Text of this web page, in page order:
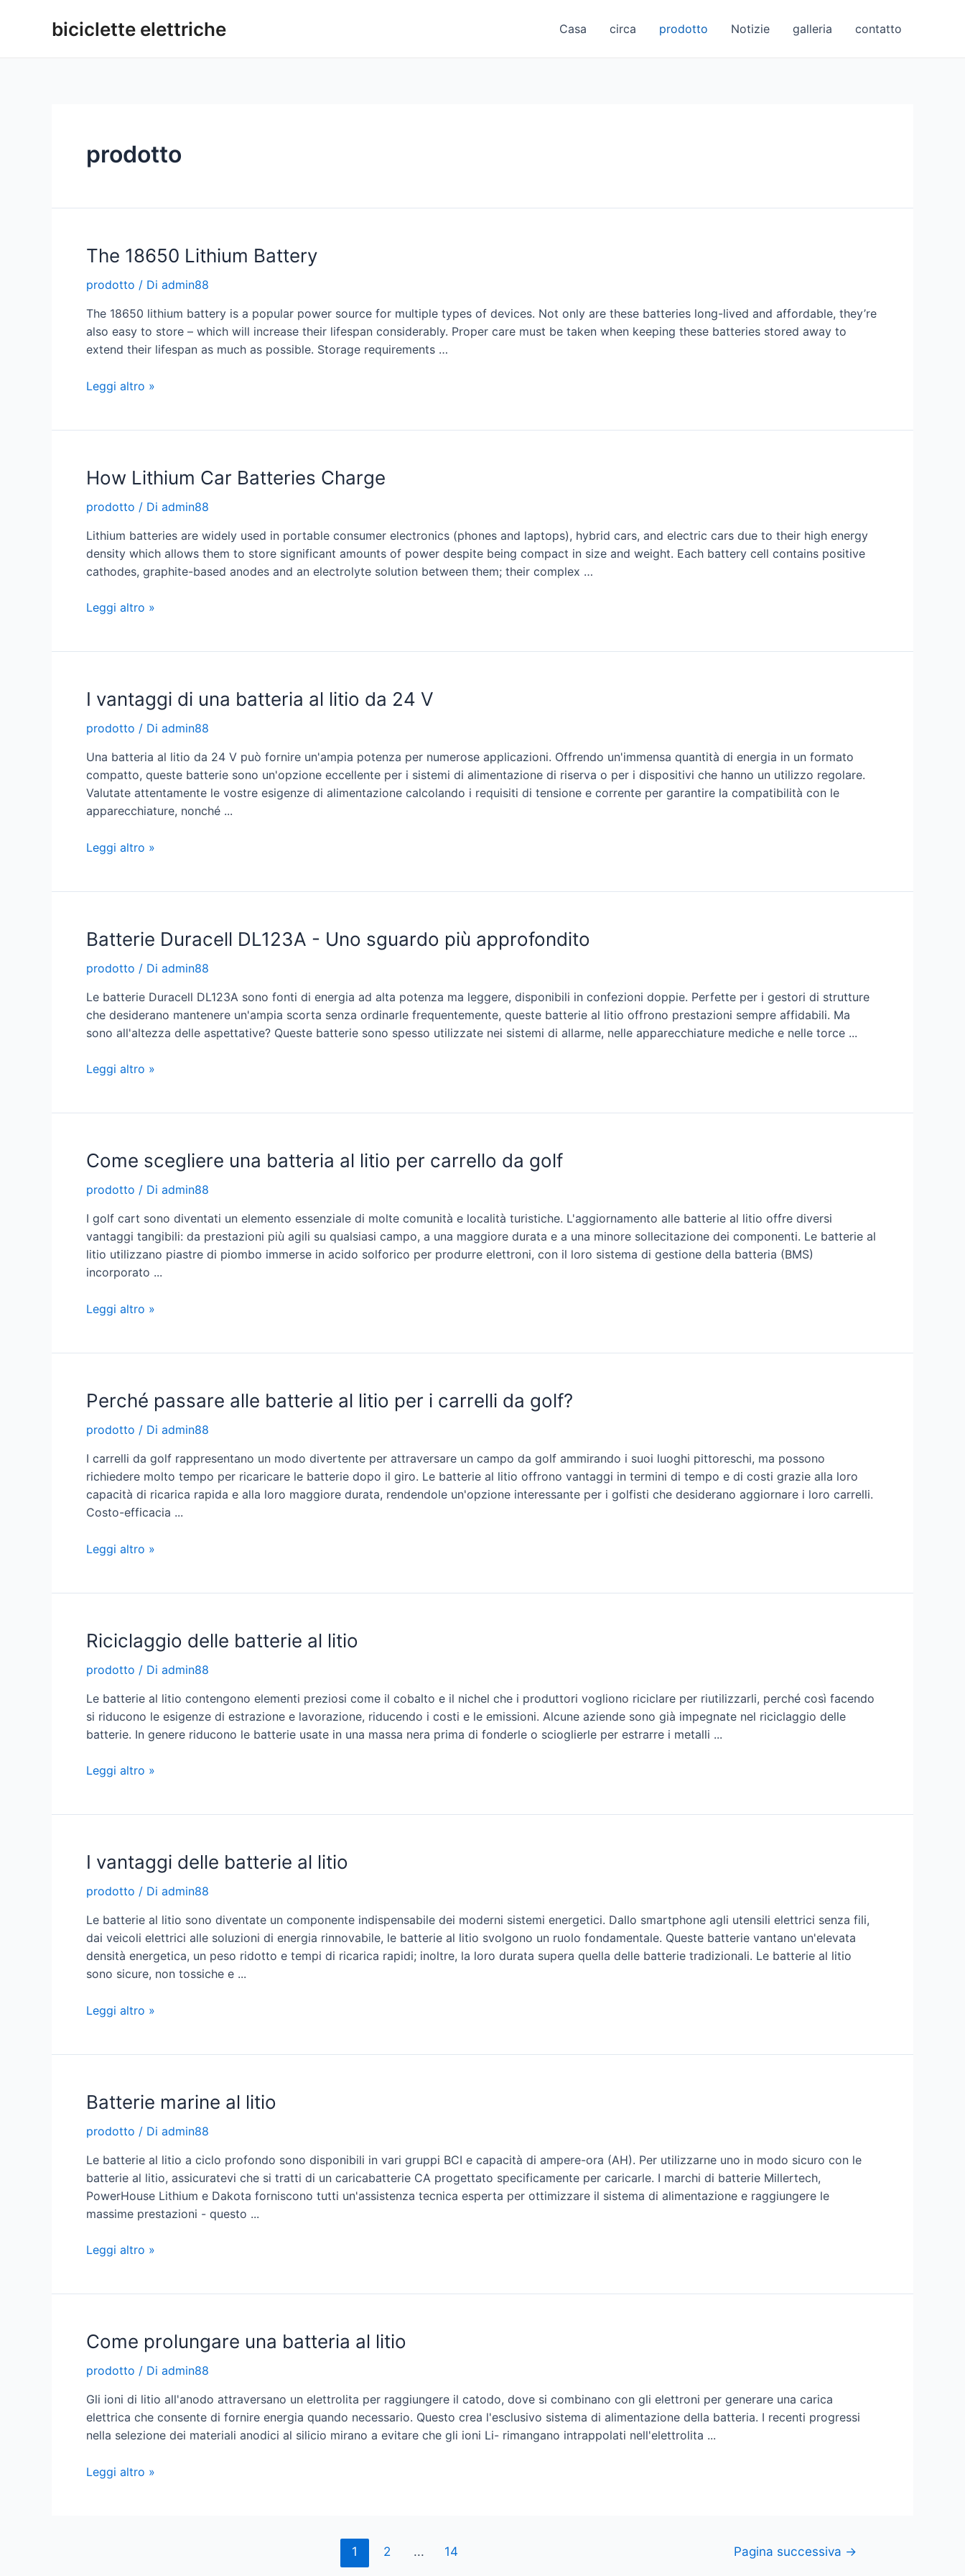
biciclette elettriche Casa circa prodotto Notizie galleria contatto
prodotto
The 18650 Lithium Battery
prodotto / Di admin88
The 18650 lithium battery is a popular power source for multiple types of devices. Not only are these batteries long-lived and affordable, they’re
also easy to store – which will increase their lifespan considerably. Proper care must be taken when keeping these batteries stored away to
extend their lifespan as much as possible. Storage requirements …
The
Leggi altro »
How Lithium Car Batteries Charge
prodotto / Di admin88
Lithium batteries are widely used in portable consumer electronics (phones and laptops), hybrid cars, and electric cars due to their high energy
density which allows them to store significant amounts of power despite being compact in size and weight. Each battery cell contains positive
cathodes, graphite-based anodes and an electrolyte solution between them; their complex …
How
Leggi altro »
I vantaggi di una batteria al litio da 24 V
prodotto / Di admin88
Una batteria al litio da 24 V può fornire un'ampia potenza per numerose applicazioni. Offrendo un'immensa quantità di energia in un formato
compatto, queste batterie sono un'opzione eccellente per i sistemi di alimentazione di riserva o per i dispositivi che hanno un utilizzo regolare.
Valutate attentamente le vostre esigenze di alimentazione calcolando i requisiti di tensione e corrente per garantire la compatibilità con le
apparecchiature, nonché ...
I
al
da
24
Leggi altro »
Batterie Duracell DL123A - Uno sguardo più approfondito
prodotto / Di admin88
Le batterie Duracell DL123A sono fonti di energia ad alta potenza ma leggere, disponibili in confezioni doppie. Perfette per i gestori di strutture
che desiderano mantenere un'ampia scorta senza ordinarle frequentemente, queste batterie al litio offrono prestazioni sempre affidabili. Ma
sono all'altezza delle aspettative? Queste batterie sono spesso utilizzate nei sistemi di allarme, nelle apparecchiature mediche e nelle torce ...
Batterie
sguardo
approfondito
Leggi altro »
Come scegliere una batteria al litio per carrello da golf
prodotto / Di admin88
I golf cart sono diventati un elemento essenziale di molte comunità e località turistiche. L'aggiornamento alle batterie al litio offre diversi
vantaggi tangibili: da prestazioni più agili su qualsiasi campo, a una maggiore durata e a una minore sollecitazione dei componenti. Le batterie al
litio utilizzano piastre di piombo immerse in acido solforico per produrre elettroni, con il loro sistema di gestione della batteria (BMS)
incorporato ...
Come
litio
carrello
da
golf
Leggi altro »
Perché passare alle batterie al litio per i carrelli da golf?
prodotto / Di admin88
I carrelli da golf rappresentano un modo divertente per attraversare un campo da golf ammirando i suoi luoghi pittoreschi, ma possono
richiedere molto tempo per ricaricare le batterie dopo il giro. Le batterie al litio offrono vantaggi in termini di tempo e di costi grazie alla loro
capacità di ricarica rapida e alla loro maggiore durata, rendendole un'opzione interessante per i golfisti che desiderano aggiornare i loro carrelli.
Costo-efficacia ...
Perché
litio
i
carrelli
da
golf?
Leggi altro »
Riciclaggio delle batterie al litio
prodotto / Di admin88
Le batterie al litio contengono elementi preziosi come il cobalto e il nichel che i produttori vogliono riciclare per riutilizzarli, perché così facendo
si riducono le esigenze di estrazione e lavorazione, riducendo i costi e le emissioni. Alcune aziende sono già impegnate nel riciclaggio delle
batterie. In genere riducono le batterie usate in una massa nera prima di fonderle o scioglierle per estrarre i metalli ...
Riciclaggio
Leggi altro »
I vantaggi delle batterie al litio
prodotto / Di admin88
Le batterie al litio sono diventate un componente indispensabile dei moderni sistemi energetici. Dallo smartphone agli utensili elettrici senza fili,
dai veicoli elettrici alle soluzioni di energia rinnovabile, le batterie al litio svolgono un ruolo fondamentale. Queste batterie vantano un'elevata
densità energetica, un peso ridotto e tempi di ricarica rapidi; inoltre, la loro durata supera quella delle batterie tradizionali. Le batterie al litio
sono sicure, non tossiche e ...
I
litio
Leggi altro »
Batterie marine al litio
prodotto / Di admin88
Le batterie al litio a ciclo profondo sono disponibili in vari gruppi BCI e capacità di ampere-ora (AH). Per utilizzarne uno in modo sicuro con le
batterie al litio, assicuratevi che si tratti di un caricabatterie CA progettato specificamente per caricarle. I marchi di batterie Millertech,
PowerHouse Lithium e Dakota forniscono tutti un'assistenza tecnica esperta per ottimizzare il sistema di alimentazione e raggiungere le
massime prestazioni - questo ...
Batterie
Leggi altro »
Come prolungare una batteria al litio
prodotto / Di admin88
Gli ioni di litio all'anodo attraversano un elettrolita per raggiungere il catodo, dove si combinano con gli elettroni per generare una carica
elettrica che consente di fornire energia quando necessario. Questo crea l'esclusivo sistema di alimentazione della batteria. I recenti progressi
nella selezione dei materiali anodici al silicio mirano a evitare che gli ioni Li- rimangano intrappolati nell'elettrolita ...
Come
Leggi altro »
1 2 ... 14 Pagina successiva →